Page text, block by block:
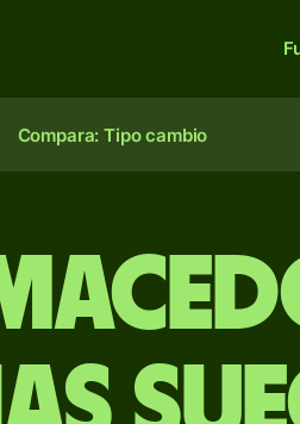
Compara: Tipo cambio